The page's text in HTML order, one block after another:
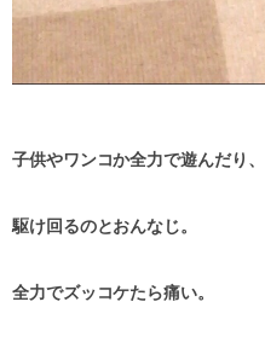
子供やワンコか全力で遊んだり、
駆け回るのとおんなじ。
全力でズッコケたら痛い。